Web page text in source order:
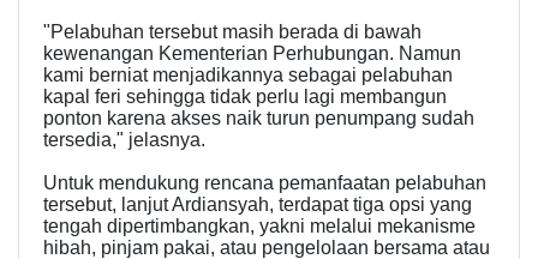
"Pelabuhan tersebut masih berada di bawah
kewenangan Kementerian Perhubungan. Namun
kami berniat menjadikannya sebagai pelabuhan
kapal feri sehingga tidak perlu lagi membangun
ponton karena akses naik turun penumpang sudah
tersedia," jelasnya.
Untuk mendukung rencana pemanfaatan pelabuhan
tersebut, lanjut Ardiansyah, terdapat tiga opsi yang
tengah dipertimbangkan, yakni melalui mekanisme
hibah, pinjam pakai, atau pengelolaan bersama atau